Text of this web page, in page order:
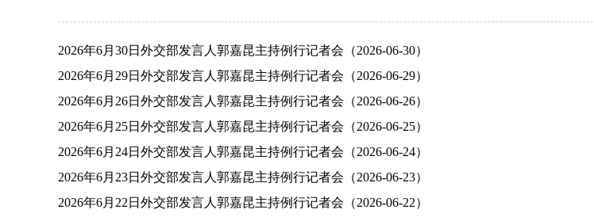
2026年6月30日外交部发言人郭嘉昆主持例行记者会（2026-06-30）
2026年6月29日外交部发言人郭嘉昆主持例行记者会（2026-06-29）
2026年6月26日外交部发言人郭嘉昆主持例行记者会（2026-06-26）
2026年6月25日外交部发言人郭嘉昆主持例行记者会（2026-06-25）
2026年6月24日外交部发言人郭嘉昆主持例行记者会（2026-06-24）
2026年6月23日外交部发言人郭嘉昆主持例行记者会（2026-06-23）
2026年6月22日外交部发言人郭嘉昆主持例行记者会（2026-06-22）